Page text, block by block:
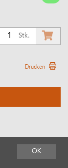
Stk.
Drucken
OK